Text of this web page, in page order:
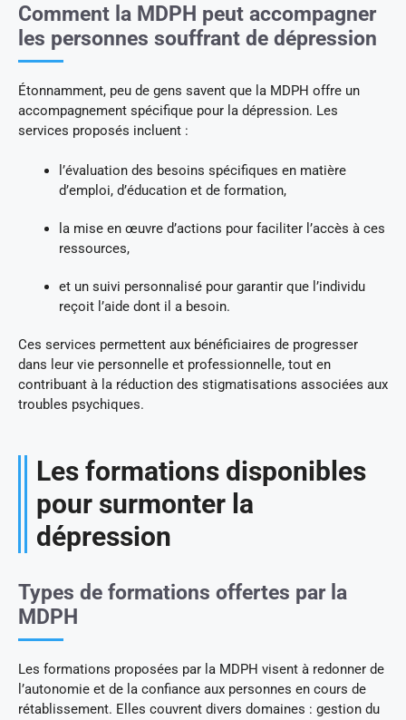
Comment la MDPH peut accompagner
les personnes souffrant de dépression
Étonnamment, peu de gens savent que la MDPH offre un
accompagnement spécifique pour la dépression. Les
services proposés incluent :
l’évaluation des besoins spécifiques en matière
d’emploi, d’éducation et de formation,
la mise en œuvre d’actions pour faciliter l’accès à ces
ressources,
et un suivi personnalisé pour garantir que l’individu
reçoit l’aide dont il a besoin.
Ces services permettent aux bénéficiaires de progresser
dans leur vie personnelle et professionnelle, tout en
contribuant à la réduction des stigmatisations associées aux
troubles psychiques.
Les formations disponibles
pour surmonter la
dépression
Types de formations offertes par la
MDPH
Les formations proposées par la MDPH visent à redonner de
l’autonomie et de la confiance aux personnes en cours de
rétablissement. Elles couvrent divers domaines : gestion du